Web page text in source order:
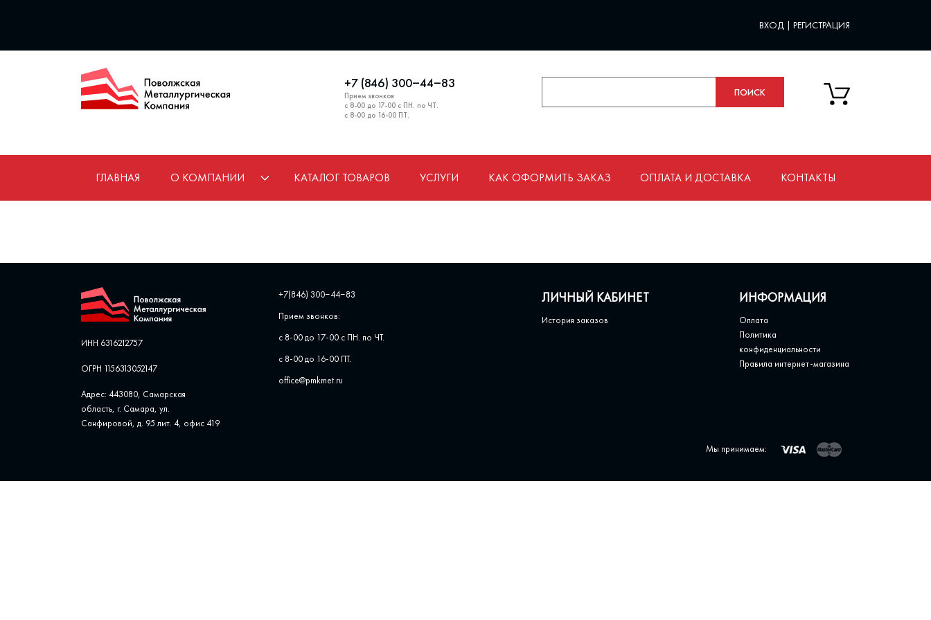
ВХОД | РЕГИСТРАЦИЯ
+7 (846) 300‒44‒83
Прием звонков
с 8-00 до 17-00 с ПН. по ЧТ.
с 8-00 до 16-00 ПТ.
ГЛАВНАЯ О КОМПАНИИ КАТАЛОГ ТОВАРОВ УСЛУГИ КАК ОФОРМИТЬ ЗАКАЗ ОПЛАТА И ДОСТАВКА КОНТАКТЫ
ИНН 6316212757
ОГРН 1156313052147
Адрес: 443080, Самарская
область, г. Самара, ул. ​
Санфировой, д. 95 лит. 4, офис ​419
+7(846) 300‒44‒83
Прием звонков:
с 8-00 до 17-00 с ПН. по ЧТ.
с 8-00 до 16-00 ПТ.
office@pmkmet.ru
ЛИЧНЫЙ КАБИНЕТ
История заказов
ИНФОРМАЦИЯ
Оплата
Политика
конфиденциальности
Правила интернет-магазина
Мы принимаем: